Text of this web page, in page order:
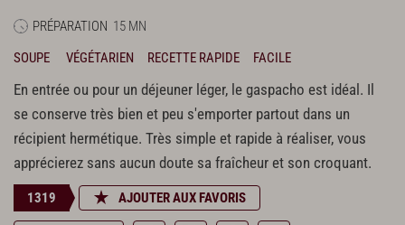
PRÉPARATION 15 MN
SOUPE
VÉGÉTARIEN RECETTE RAPIDE FACILE
En entrée ou pour un déjeuner léger, le gaspacho est idéal. Il
se conserve très bien et peu s'emporter partout dans un
récipient hermétique. Très simple et rapide à réaliser, vous
apprécierez sans aucun doute sa fraîcheur et son croquant.
1319 AJOUTER AUX FAVORIS